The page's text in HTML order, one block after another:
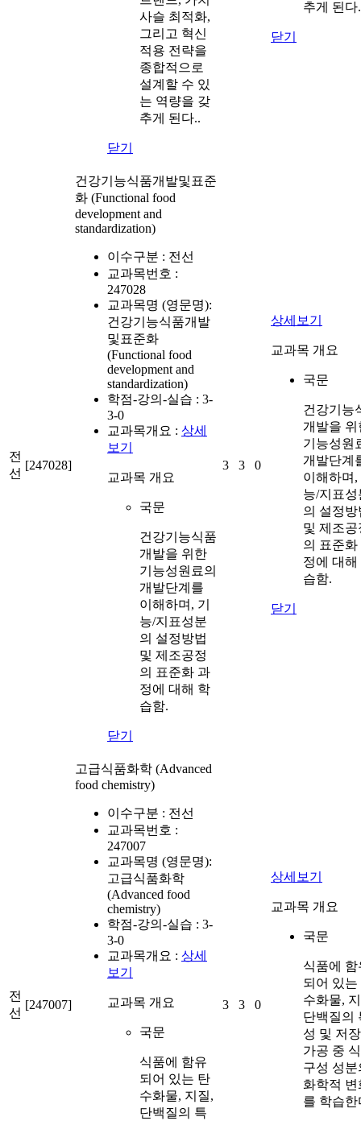
사슬 최적화,
그리고 혁신
적용 전략을
종합적으로
설계할 수 있
는 역량을 갖
추게 된다..
닫기
추게 된다
닫기
전
선
[247028]
건강기능식품개발및표준
화 (Functional food
development and
standardization)
이수구분 : 전선
교과목번호 :
247028
교과목명 (영문명):
건강기능식품개발
및표준화
(Functional food
development and
standardization)
학점-강의-실습 : 3-
3-0
교과목개요 : 상세
보기
교과목 개요
국문
건강기능식품
개발을 위한
기능성원료의
개발단계를
이해하며, 기
능/지표성분
의 설정방법
및 제조공정
의 표준화 과
정에 대해 학
습함.
닫기
3 3 0
상세보기
교과목 개요
국문
건강기능
개발을 위
기능성원
개발단계
이해하며,
능/지표성
의 설정방
및 제조공
의 표준화
정에 대해
습함.
닫기
전
선
[247007]
고급식품화학 (Advanced
food chemistry)
이수구분 : 전선
교과목번호 :
247007
교과목명 (영문명):
고급식품화학
(Advanced food
chemistry)
학점-강의-실습 : 3-
3-0
교과목개요 : 상세
보기
교과목 개요
국문
식품에 함유
되어 있는 탄
수화물, 지질,
단백질의 특
3 3 0
상세보기
교과목 개요
국문
식품에 함
되어 있는
수화물,
단백질의
성 및 저
가공 중
구성 성분
화학적 변
를 학습한